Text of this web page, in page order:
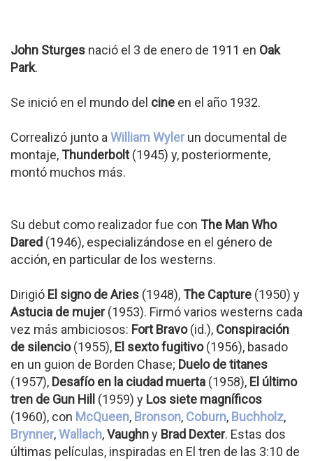
John Sturges nació el 3 de enero de 1911 en Oak
Park.
Se inició en el mundo del cine en el año 1932.
Correalizó junto a William Wylerun documental de
montaje, Thunderbolt(1945) y, posteriormente,
montó muchos más.
Su debut como realizador fue con The Man Who
Dared (1946), especializándose en el género de
acción, en particular de los westerns.
Dirigió El signo de Aries (1948), The Capture (1950) y
Astucia de mujer(1953). Firmó varios westerns cada
vez más ambiciosos: Fort Bravo(id.), Conspiración
de silencio(1955), El sexto fugitivo(1956), basado
en un guion de Borden Chase; Duelo de titanes
(1957), Desafío en la ciudad muerta (1958), El último
tren de Gun Hill
(1959) y Los siete magníficos
(1960), con McQueen, Bronson, Coburn, Buchholz,
Brynner,Wallach,Vaughny Brad Dexter. Estas dos
últimas películas, inspiradas en El tren de las 3:10 de